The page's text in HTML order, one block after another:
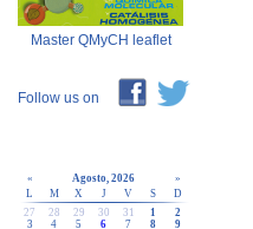
Master QMyCH leaflet
Follow us on
« Agosto, 2026
»
L
M X J V S
D
27
28 29 30 31 1
2
3
4 5 6 7 8
9